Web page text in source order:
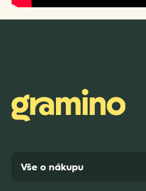
Vše o nákupu